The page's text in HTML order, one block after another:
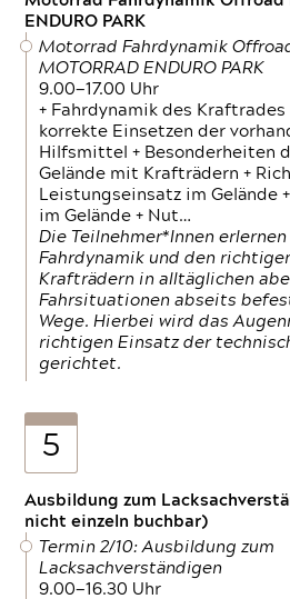
ENDURO PARK
Motorrad Fahrdynamik
MOTORRAD ENDURO PARK
9.00—17.00 Uhr
+ Fahrdynamik des Kraftrades
korrekte Einsetzen der
Hilfsmittel + Besonderheiten
Gelände mit Krafträdern +
Leistungseinsatz im Gelände
im Gelände + Nut…
Die Teilnehmer*Innen
Fahrdynamik und den
Krafträdern in alltäglichen
Fahrsituationen abseits
Wege. Hierbei wird das
richtigen Einsatz der
gerichtet.
5
Ausbildung zum
nicht einzeln buchbar)
Termin 2/10: Ausbildung zum
Lacksachverständigen
9.00—16.30 Uhr